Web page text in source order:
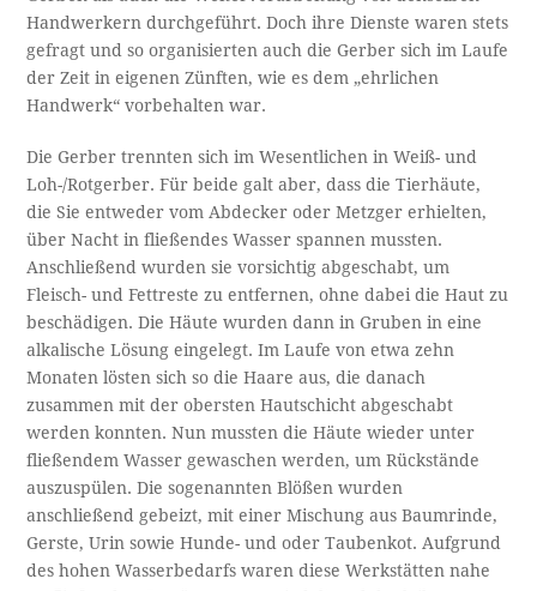
Handwerkern durchgeführt. Doch ihre Dienste waren stets
gefragt und so organisierten auch die Gerber sich im Laufe
der Zeit in eigenen Zünften, wie es dem „ehrlichen
Handwerk“ vorbehalten war.
Die Gerber trennten sich im Wesentlichen in Weiß- und
Loh-/Rotgerber. Für beide galt aber, dass die Tierhäute,
die Sie entweder vom Abdecker oder Metzger erhielten,
über Nacht in fließendes Wasser spannen mussten.
Anschließend wurden sie vorsichtig abgeschabt, um
Fleisch- und Fettreste zu entfernen, ohne dabei die Haut zu
beschädigen. Die Häute wurden dann in Gruben in eine
alkalische Lösung eingelegt. Im Laufe von etwa zehn
Monaten lösten sich so die Haare aus, die danach
zusammen mit der obersten Hautschicht abgeschabt
werden konnten. Nun mussten die Häute wieder unter
fließendem Wasser gewaschen werden, um Rückstände
auszuspülen. Die sogenannten Blößen wurden
anschließend gebeizt, mit einer Mischung aus Baumrinde,
Gerste, Urin sowie Hunde- und oder Taubenkot. Aufgrund
des hohen Wasserbedarfs waren diese Werkstätten nahe